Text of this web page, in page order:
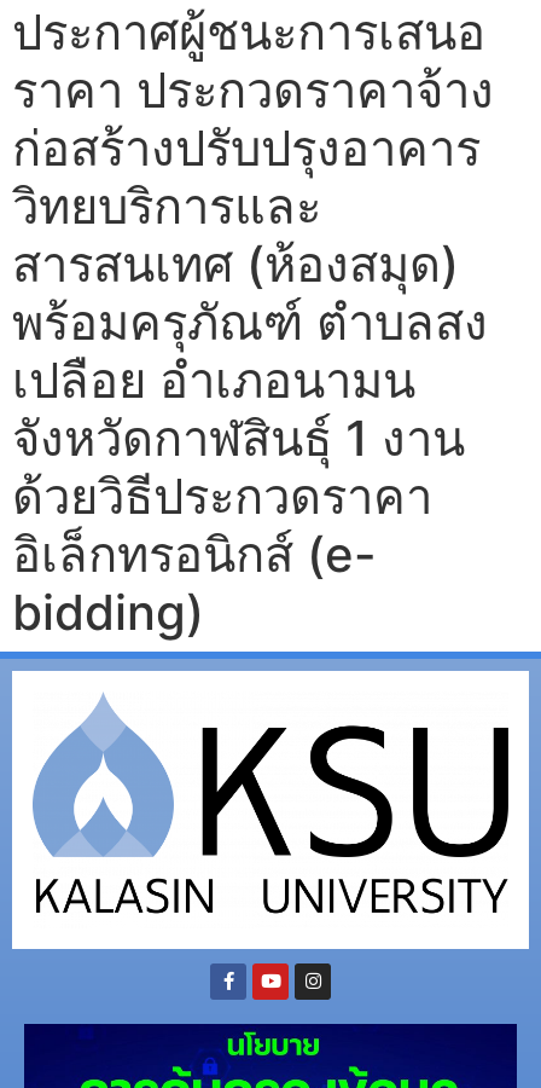
ประกาศผู้ชนะการเสนอ
ราคา ประกวดราคาจ้าง
ก่อสร้างปรับปรุงอาคาร
วิทยบริการและ
สารสนเทศ (ห้องสมุด)
พร้อมครุภัณฑ์ ตำบลสง
เปลือย อำเภอนามน
จังหวัดกาฬสินธุ์ 1 งาน
ด้วยวิธีประกวดราคา
อิเล็กทรอนิกส์ (e-
bidding)